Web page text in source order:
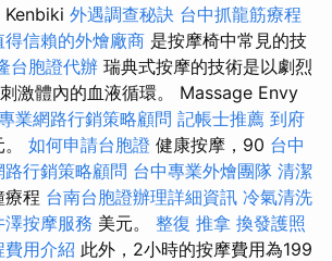
Kenbiki 外遇調查秘訣 台中抓龍筋療程
得信賴的外燴廠商 是按摩椅中常見的技
台胞證代辦 瑞典式按摩的技術是以劇烈
激體內的血液循環。 Massage Envy
業網路行銷策略顧問 記帳士推薦 到府
如何申請台胞證 健康按摩，90 台中
路行銷策略顧問 台中專業外燴團隊 清潔
療程 台南台胞證辦理詳細資訊 冷氣清洗
澤按摩服務 美元。 整復 推拿 換發護照
用介紹 此外，2小時的按摩費用為199